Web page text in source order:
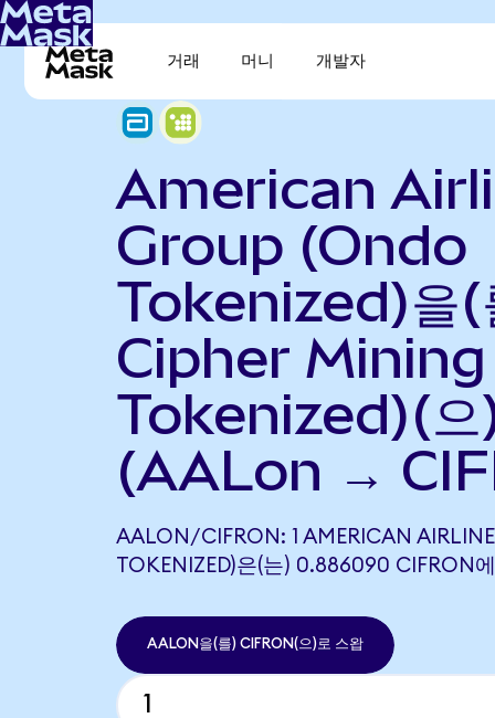
거래 머니 개발자
American
Group (Ondo
Tokenized)을(
Cipher
Tokenized)(으
(AALon →
AALON/CIFRON: 1 AMERICAN
TOKENIZED)은(는) 0.886090 CIFRON
AALON을(를) CIFRON(으)로 스왑